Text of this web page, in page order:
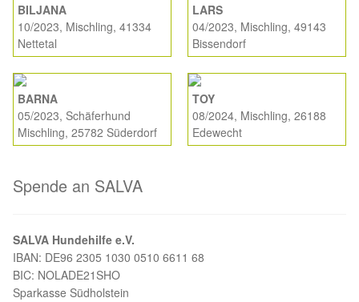
BILJANA
10/2023, Mischling, 41334
Nettetal
LARS
04/2023, Mischling, 49143
Bissendorf
BARNA
05/2023, Schäferhund
Mischling, 25782 Süderdorf
TOY
08/2024, Mischling, 26188
Edewecht
Spende an SALVA
SALVA Hundehilfe e.V.
IBAN: DE96 2305 1030 0510 6611 68
BIC: NOLADE21SHO
Sparkasse Südholstein